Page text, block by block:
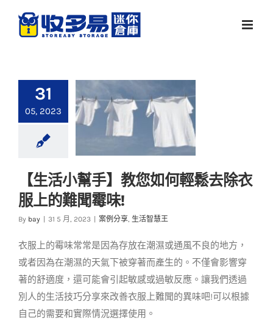
31
05, 2023
【生活小幫手】教您
如何輕鬆去除衣服上
的難聞霉味!
【生活小幫手】教您如何輕鬆去除衣
服上的難聞霉味!
By bay 31 5 月, 2023 案例分享, 生活智慧王
衣服上的霉味常常是因為存放在潮濕或通風不良的地方，
或者因為在潮濕的天氣下被穿著而產生的。不僅會影響穿
著的舒適度，還可能會引起敏感或過敏反應。讓我們透過
別人的生活技巧分享來改善衣服上難聞的異味吧!可以根據
自己的需要和實際情況選擇使用。